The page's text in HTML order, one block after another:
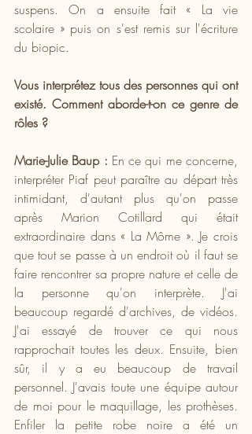
suspens. On a ensuite fait « La vie
scolaire » puis on s'est remis sur l'écriture
du biopic.
Vous interprétez tous des personnes qui ont
existé. Comment aborde-t-on ce genre de
rôles ?
Marie-Julie Baup : En ce qui me concerne,
interpréter Piaf peut paraître au départ très
intimidant, d'autant plus qu'on passe
après Marion Cotillard qui était
extraordinaire dans « La Môme ». Je crois
que tout se passe à un endroit où il faut se
faire rencontrer sa propre nature et celle de
la personne qu'on interprète. J'ai
beaucoup regardé d'archives, de vidéos.
J'ai essayé de trouver ce qui nous
rapprochait toutes les deux. Ensuite, bien
sûr, il y a eu beaucoup de travail
personnel. J'avais toute une équipe autour
de moi pour le maquillage, les prothèses.
Enfiler la petite robe noire a été un